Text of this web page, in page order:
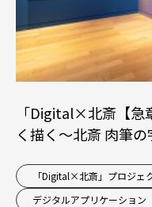
「Digital×北斎【急
く描く～北斎 肉筆の
「Digital×北斎」プロジェ
デジタルアプリケーション